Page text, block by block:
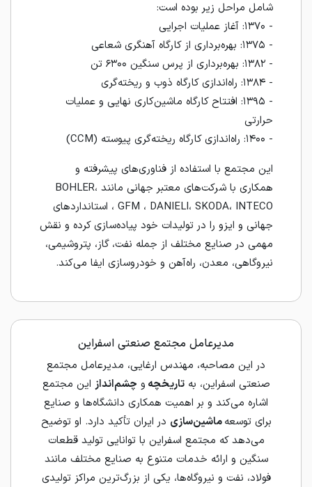
شامل مراحل زیر بوده است:
- ۱۳۷۰: آغاز عملیات اجرایی
- ۱۳۷۵: بهره‌برداری از کارگاه آهنگری شعاعی
- ۱۳۸۲: بهره‌برداری از پرس سنگین ۶۳۰۰ تن
- ۱۳۸۴: راه‌اندازی کارگاه ذوب و ریخته‌گری
- ۱۳۹۵: افتتاح کارگاه ماشین‌کاری نهایی و عملیات
حرارتی
- ۱۴۰۰: راه‌اندازی کارگاه ریخته‌گری پیوسته (CCM)
این مجتمع با استفاده از فناوری‌های پیشرفته و
همکاری با شرکت‌های معتبر جهانی مانند BOHLER،
GFM ، DANIELI، SKODA، INTECO ، استانداردهای
جهانی و ایزو را در تولیدات خود پیاده‌سازی کرده و نقش
مهمی در صنایع مختلف از جمله نفت، گاز، پتروشیمی،
نیروگاهی، معدن، راه‌آهن و خودروسازی ایفا می‌کند.
مدیرعامل مجتمع صنعتی اسفراین
در این مصاحبه، مهندس ارغایی، مدیرعامل مجتمع
صنعتی اسفراین، بهتاریخچه و چشم‌انداز این مجتمع
اشاره می‌کند و بر اهمیت همکاری دانشگاه‌ها و صنایع
برای توسعهماشین‌سازی در ایران تأکید دارد. او توضیح
می‌دهد که مجتمع اسفراین با توانایی تولید قطعات
سنگین و ارائه خدمات متنوع به صنایع مختلف مانند
فولاد، نفت و نیروگاه‌ها، یکی از بزرگ‌ترین مراکز تولیدی